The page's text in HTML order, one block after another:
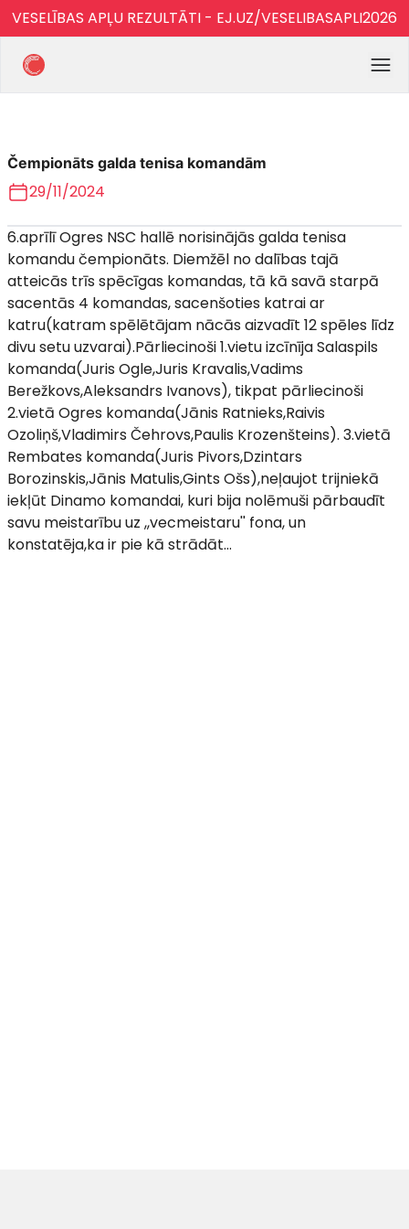
VESELĪBAS APĻU REZULTĀTI - EJ.UZ/VESELIBASAPLI2026
Čempionāts galda tenisa komandām
29/11/2024
6.aprīlī Ogres NSC hallē norisinājās galda tenisa
komandu čempionāts. Diemžēl no dalības tajā
atteicās trīs spēcīgas komandas, tā kā savā starpā
sacentās 4 komandas, sacenšoties katrai ar
katru(katram spēlētājam nācās aizvadīt 12 spēles līdz
divu setu uzvarai).Pārliecinoši 1.vietu izcīnīja Salaspils
komanda(Juris Ogle,Juris Kravalis,Vadims
Berežkovs,Aleksandrs Ivanovs), tikpat pārliecinoši
2.vietā Ogres komanda(Jānis Ratnieks,Raivis
Ozoliņš,Vladimirs Čehrovs,Paulis Krozenšteins). 3.vietā
Rembates komanda(Juris Pivors,Dzintars
Borozinskis,Jānis Matulis,Gints Ošs),neļaujot trijniekā
iekļūt Dinamo komandai, kuri bija nolēmuši pārbaudīt
savu meistarību uz ,,vecmeistaru'' fona, un
konstatēja,ka ir pie kā strādāt...